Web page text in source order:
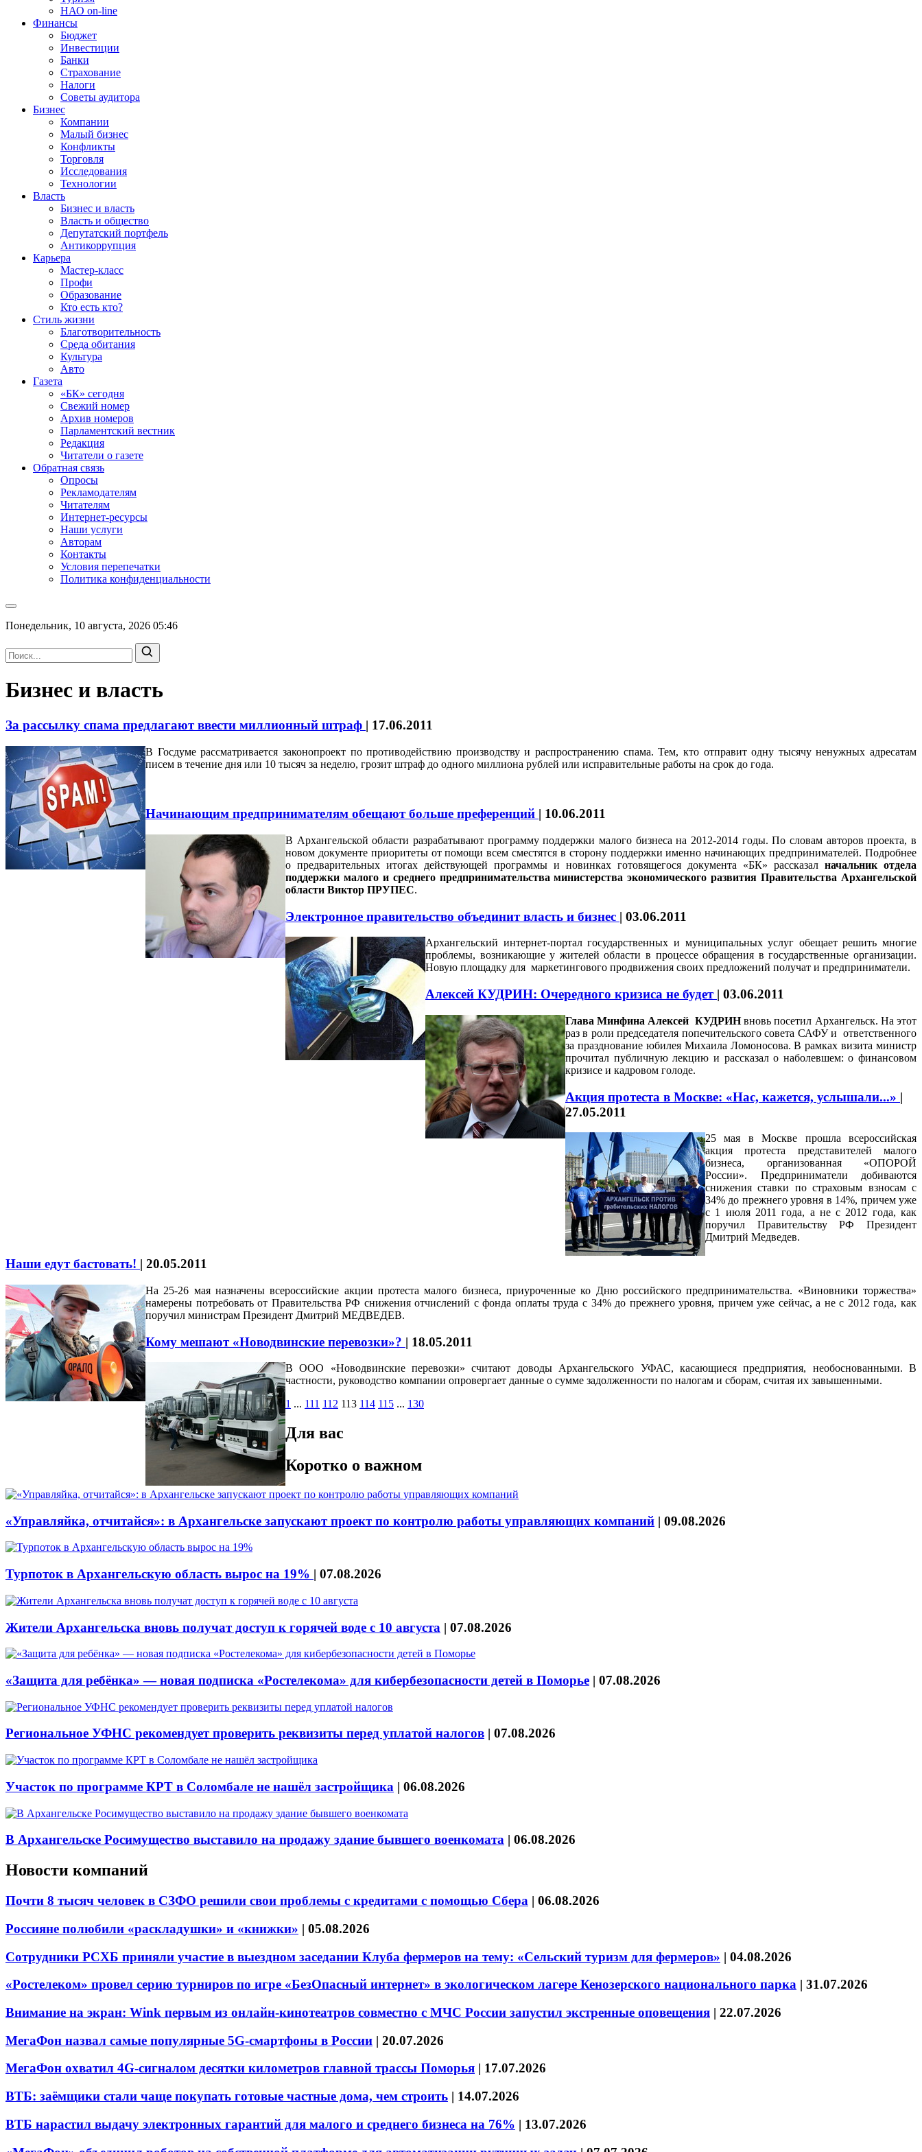
НАО on-line
Финансы
Бюджет
Инвестиции
Банки
Страхование
Налоги
Советы аудитора
Бизнес
Компании
Малый бизнес
Конфликты
Торговля
Исследования
Технологии
Власть
Бизнес и власть
Власть и общество
Депутатский портфель
Антикоррупция
Карьера
Мастер-класс
Профи
Образование
Кто есть кто?
Стиль жизни
Благотворительность
Среда обитания
Культура
Авто
Газета
«БК» сегодня
Свежий номер
Архив номеров
Парламентский вестник
Редакция
Читатели о газете
Обратная связь
Опросы
Рекламодателям
Читателям
Интернет-ресурсы
Наши услуги
Авторам
Контакты
Условия перепечатки
Политика конфиденциальности
Понедельник, 10 августа, 2026 05:46
Бизнес и власть
За рассылку спама предлагают ввести миллионный штраф | 17.06.2011
В Госдуме рассматривается законопроект по противодействию производству и распространению спама. Тем, кто отправит одну тысячу ненужных адресатам
писем в течение дня или 10 тысяч за неделю, грозит штраф до одного миллиона рублей или исправительные работы на срок до года.
Начинающим предпринимателям обещают больше преференций | 10.06.2011
В Архангельской области разрабатывают программу поддержки малого бизнеса на 2012-2014 годы. По словам авторов проекта, в
новом документе приоритеты от помощи всем сместятся в сторону поддержки именно начинающих предпринимателей. Подробнее
о предварительных итогах действующей программы и новинках готовящегося документа «БК» рассказал начальник отдела
поддержки малого и среднего предпринимательства министерства экономического развития Правительства Архангельской
области Виктор ПРУПЕС.
Электронное правительство объединит власть и бизнес | 03.06.2011
Архангельский интернет-портал государственных и муниципальных услуг обещает решить многие
проблемы, возникающие у жителей области в процессе обращения в государственные организации.
Новую площадку для маркетингового продвижения своих предложений получат и предприниматели.
Алексей КУДРИН: Очередного кризиса не будет | 03.06.2011
Глава Минфина Алексей КУДРИНвновь посетил Архангельск. На этот
раз в роли председателя попечительского совета САФУ и ответственного
за празднование юбилея Михаила Ломоносова. В рамках визита министр
прочитал публичную лекцию и рассказал о наболевшем: о финансовом
кризисе и кадровом голоде.
Акция протеста в Москве: «Нас, кажется, услышали...» |
27.05.2011
25 мая в Москве прошла всероссийская
акция протеста представителей малого
бизнеса, организованная «ОПОРОЙ
России». Предприниматели добиваются
снижения ставки по страховым взносам с
34% до прежнего уровня в 14%, причем уже
с 1 июля 2011 года, а не с 2012 года, как
поручил Правительству РФ Президент
Дмитрий Медведев.
Наши едут бастовать! | 20.05.2011
На 25-26 мая назначены всероссийские акции протеста малого бизнеса, приуроченные ко Дню российского предпринимательства. «Виновники торжества»
намерены потребовать от Правительства РФ снижения отчислений с фонда оплаты труда с 34% до прежнего уровня, причем уже сейчас, а не с 2012 года, как
поручил министрам Президент Дмитрий МЕДВЕДЕВ.
Кому мешают «Новодвинские перевозки»? | 18.05.2011
В ООО «Новодвинские перевозки» считают доводы Архангельского УФАС, касающиеся предприятия, необоснованными. В
частности, руководство компании опровергает данные о сумме задолженности по налогам и сборам, считая их завышенными.
1 ... 111 112 113 114 115 ... 130
Для вас
Коротко о важном
«Управляйка, отчитайся»: в Архангельске запускают проект по контролю работы управляющих компаний | 09.08.2026
Турпоток в Архангельскую область вырос на 19% | 07.08.2026
Жители Архангельска вновь получат доступ к горячей воде с 10 августа | 07.08.2026
«Защита для ребёнка» — новая подписка «Ростелекома» для кибербезопасности детей в Поморье | 07.08.2026
Региональное УФНС рекомендует проверить реквизиты перед уплатой налогов | 07.08.2026
Участок по программе КРТ в Соломбале не нашёл застройщика | 06.08.2026
В Архангельске Росимущество выставило на продажу здание бывшего военкомата | 06.08.2026
Новости компаний
Почти 8 тысяч человек в СЗФО решили свои проблемы с кредитами с помощью Сбера | 06.08.2026
Россияне полюбили «раскладушки» и «книжки» | 05.08.2026
Сотрудники РСХБ приняли участие в выездном заседании Клуба фермеров на тему: «Сельский туризм для фермеров» | 04.08.2026
«Ростелеком» провел серию турниров по игре «БезОпасный интернет» в экологическом лагере Кенозерского национального парка | 31.07.2026
Внимание на экран: Wink первым из онлайн-кинотеатров совместно с МЧС России запустил экстренные оповещения | 22.07.2026
МегаФон назвал самые популярные 5G-смартфоны в России | 20.07.2026
МегаФон охватил 4G-сигналом десятки километров главной трассы Поморья | 17.07.2026
ВТБ: заёмщики стали чаще покупать готовые частные дома, чем строить | 14.07.2026
ВТБ нарастил выдачу электронных гарантий для малого и среднего бизнеса на 76% | 13.07.2026